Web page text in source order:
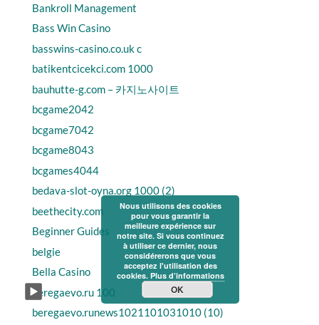
Bankroll Management
Bass Win Casino
basswins-casino.co.uk c
batikentcicekci.com 1000
bauhutte-g.com – 카지노사이트
bcgame2042
bcgame7042
bcgame8043
bcgames4044
bedava-slot-oyna.org 1000 (2)
beethecity.com
Beginner Guides
belgie
Bella Casino
beregaevo.ru 100
beregaevo.runews1021101031010 (10)
Nous utilisons des cookies
pour vous garantir la
meilleure expérience sur
notre site. Si vous continuez
à utiliser ce dernier, nous
considérerons que vous
acceptez l'utilisation des
cookies. Plus d’informations
OK